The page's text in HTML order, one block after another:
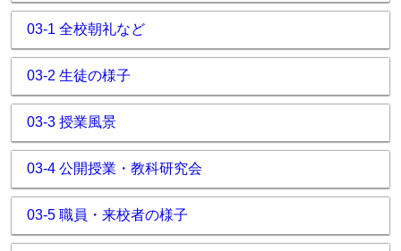
03-1 全校朝礼など
03-2 生徒の様子
03-3 授業風景
03-4 公開授業・教科研究会
03-5 職員・来校者の様子